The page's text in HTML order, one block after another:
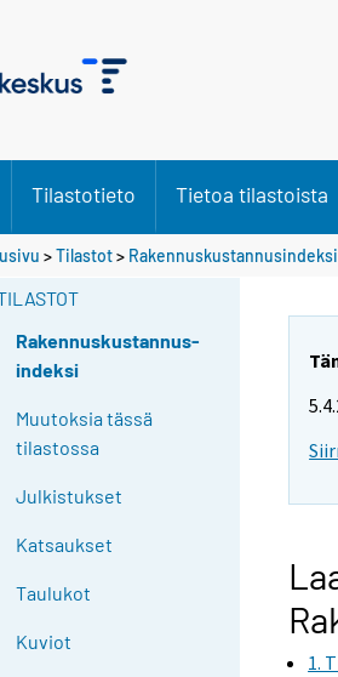
Tilastotieto Tietoa tilastoista
>Tilastot> Rakennuskustannusindeksi
Rakennuskustannus-
indeksi
Muutoksia tässä
tilastossa
Julkistukset
Katsaukset
Taulukot
Kuviot
1.
Y